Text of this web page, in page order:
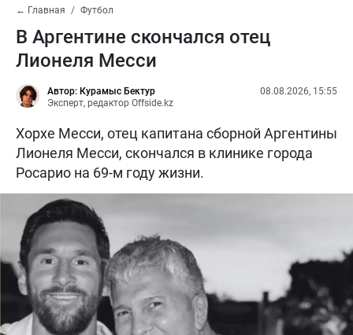
← Главная Футбол
В Аргентине скончался отец
Лионеля Месси
Автор: Курамыс Бектур
Эксперт, редактор Offside.kz
08.08.2026, 15:55
Хорхе Месси, отец капитана сборной Аргентины
Лионеля Месси, скончался в клинике города
Росарио на 69-м году жизни.